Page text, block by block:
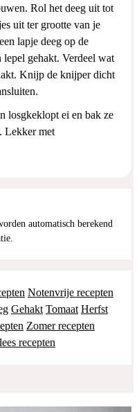
Rol het deeg uit tot
uit ter grootte van je
lapje deeg op de
lepel gehakt. Verdeel wat
Knijp de knijper dicht
losgkeklopt ei en bak ze
Lekker met
Notenvrije recepten
Gehakt Tomaat Herfst
Zomer recepten
recepten